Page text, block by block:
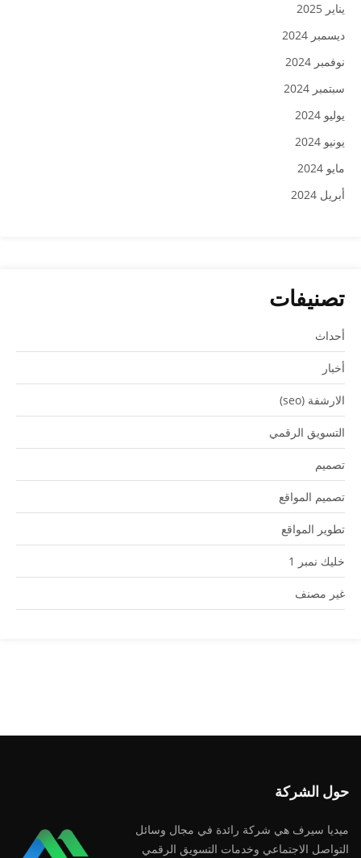
يناير 2025
ديسمبر 2024
نوفمبر 2024
سبتمبر 2024
يوليو 2024
يونيو 2024
مايو 2024
أبريل 2024
تصنيفات
أحداث
أخبار
الارشفة (seo)
التسويق الرقمي
تصميم
تصميم المواقع
تطوير المواقع
خليك نمبر 1
غير مصنف
حول الشركة
ميديا ​​سيرف هي شركة رائدة في مجال وسائل
التواصل الاجتماعي وخدمات التسويق الرقمي